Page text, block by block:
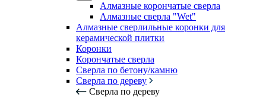
Алмазные корончатые сверла
Алмазные сверла "Wet"
Алмазные сверлильные коронки для
керамической плитки
Коронки
Корончатые сверла
Сверла по бетону/камню
Сверла по дереву
Сверла по дереву